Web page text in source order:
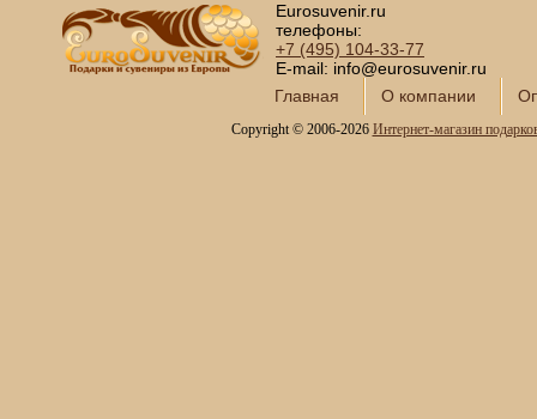
Eurosuvenir.ru
телефоны:
+7 (495) 104-33-77
E-mail: info@eurosuvenir.ru
Главная
О компании
Copyright © 2006-2026 Интернет-магазин